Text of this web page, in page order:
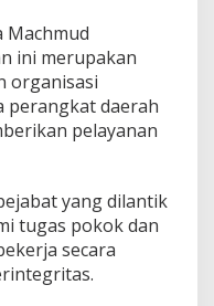
Machmud
ini merupakan
organisasi
perangkat daerah
pelayanan
yang dilantik
tugas pokok dan
secara